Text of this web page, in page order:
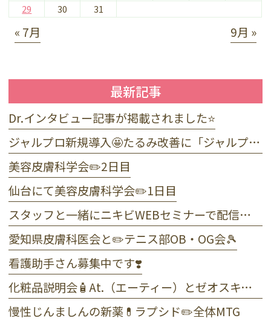
29
30 31
« 7月 9月 »
最新記事
Dr.インタビュー記事が掲載されました⭐️
ジャルプロ新規導入🤩たるみ改善に「ジャルプロ・スーパーハイドロ」💉目元のくま・小じわに「ジャルプロヤングアイ」👀
美容皮膚科学会✏️2日目
仙台にて美容皮膚科学会✏️1日目
スタッフと一緒にニキビWEBセミナーで配信しました☺️
愛知県皮膚科医会と✏️テニス部OB・OG会🎾
看護助手さん募集中です❣️
化粧品説明会🧴At.（エーティー）とゼオスキンヘルス
慢性じんましんの新薬💊ラプシド✏️全体MTG